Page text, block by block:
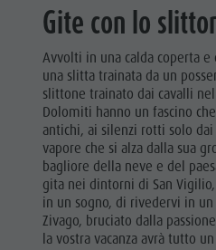
Gite con lo
Avvolti in una calda coperta
una slitta trainata da un
slittone trainato dai cavalli
Dolomiti hanno un fascino
antichi, ai silenzi rotti solo
vapore che si alza dalla sua
bagliore della neve e del
gita nei dintorni di San
in un sogno, di rivedervi in
Zivago, bruciato dalla
la vostra vacanza avrà tutto